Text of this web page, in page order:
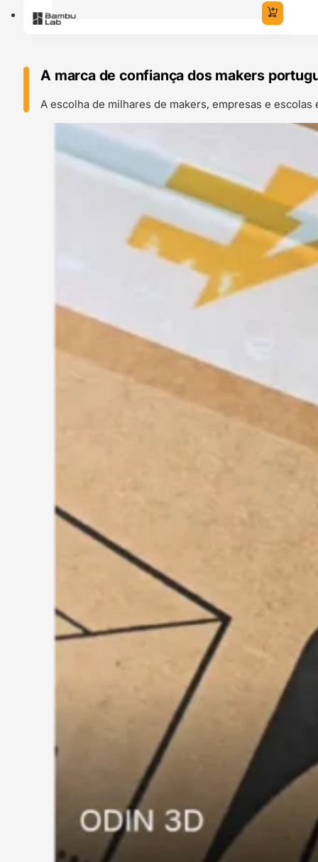
A marca de confiança dos makers
A escolha de milhares de makers, empresas e escolas